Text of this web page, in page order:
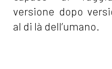
versione dopo
al di là dell’umano.